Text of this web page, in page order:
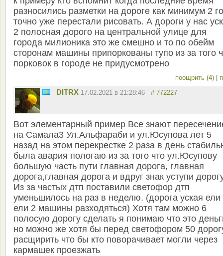
разносились разметки на дороге как минимум 2
точно уже перестали рисовать. А дороги у нас
2 полосная дорого на центральной улице для
города милионика это же смешно и то по обейм
сторонам машины припоркованы тупо из за того
порковок в городе не придусмотрено
поощрить (4)
DITRX 17.02.2021 в 21:28:46 # 772227
Вот элементарный пример Все знают
на Самала3 Ул.Альфараби и ул.Юсупова лет 5
назад на этом перекрестке 2 раза в день
была авария пологаю из за того что ул.Юсупову
большую часть пути главная дорога, главная
дорога,главная дорога и вдруг знак уступи
Из за частых дтп поставили светофор дтп
уменьшилось на раз в неделю. (дорога уская ели
ели 2 машины разходяться) Хотя там можно 6
полосую дорогу сделать я понимаю что это
но можно же хотя бы перед светофором 50
расщирить что бы кто поворачивает могли через
кармашек проезжать